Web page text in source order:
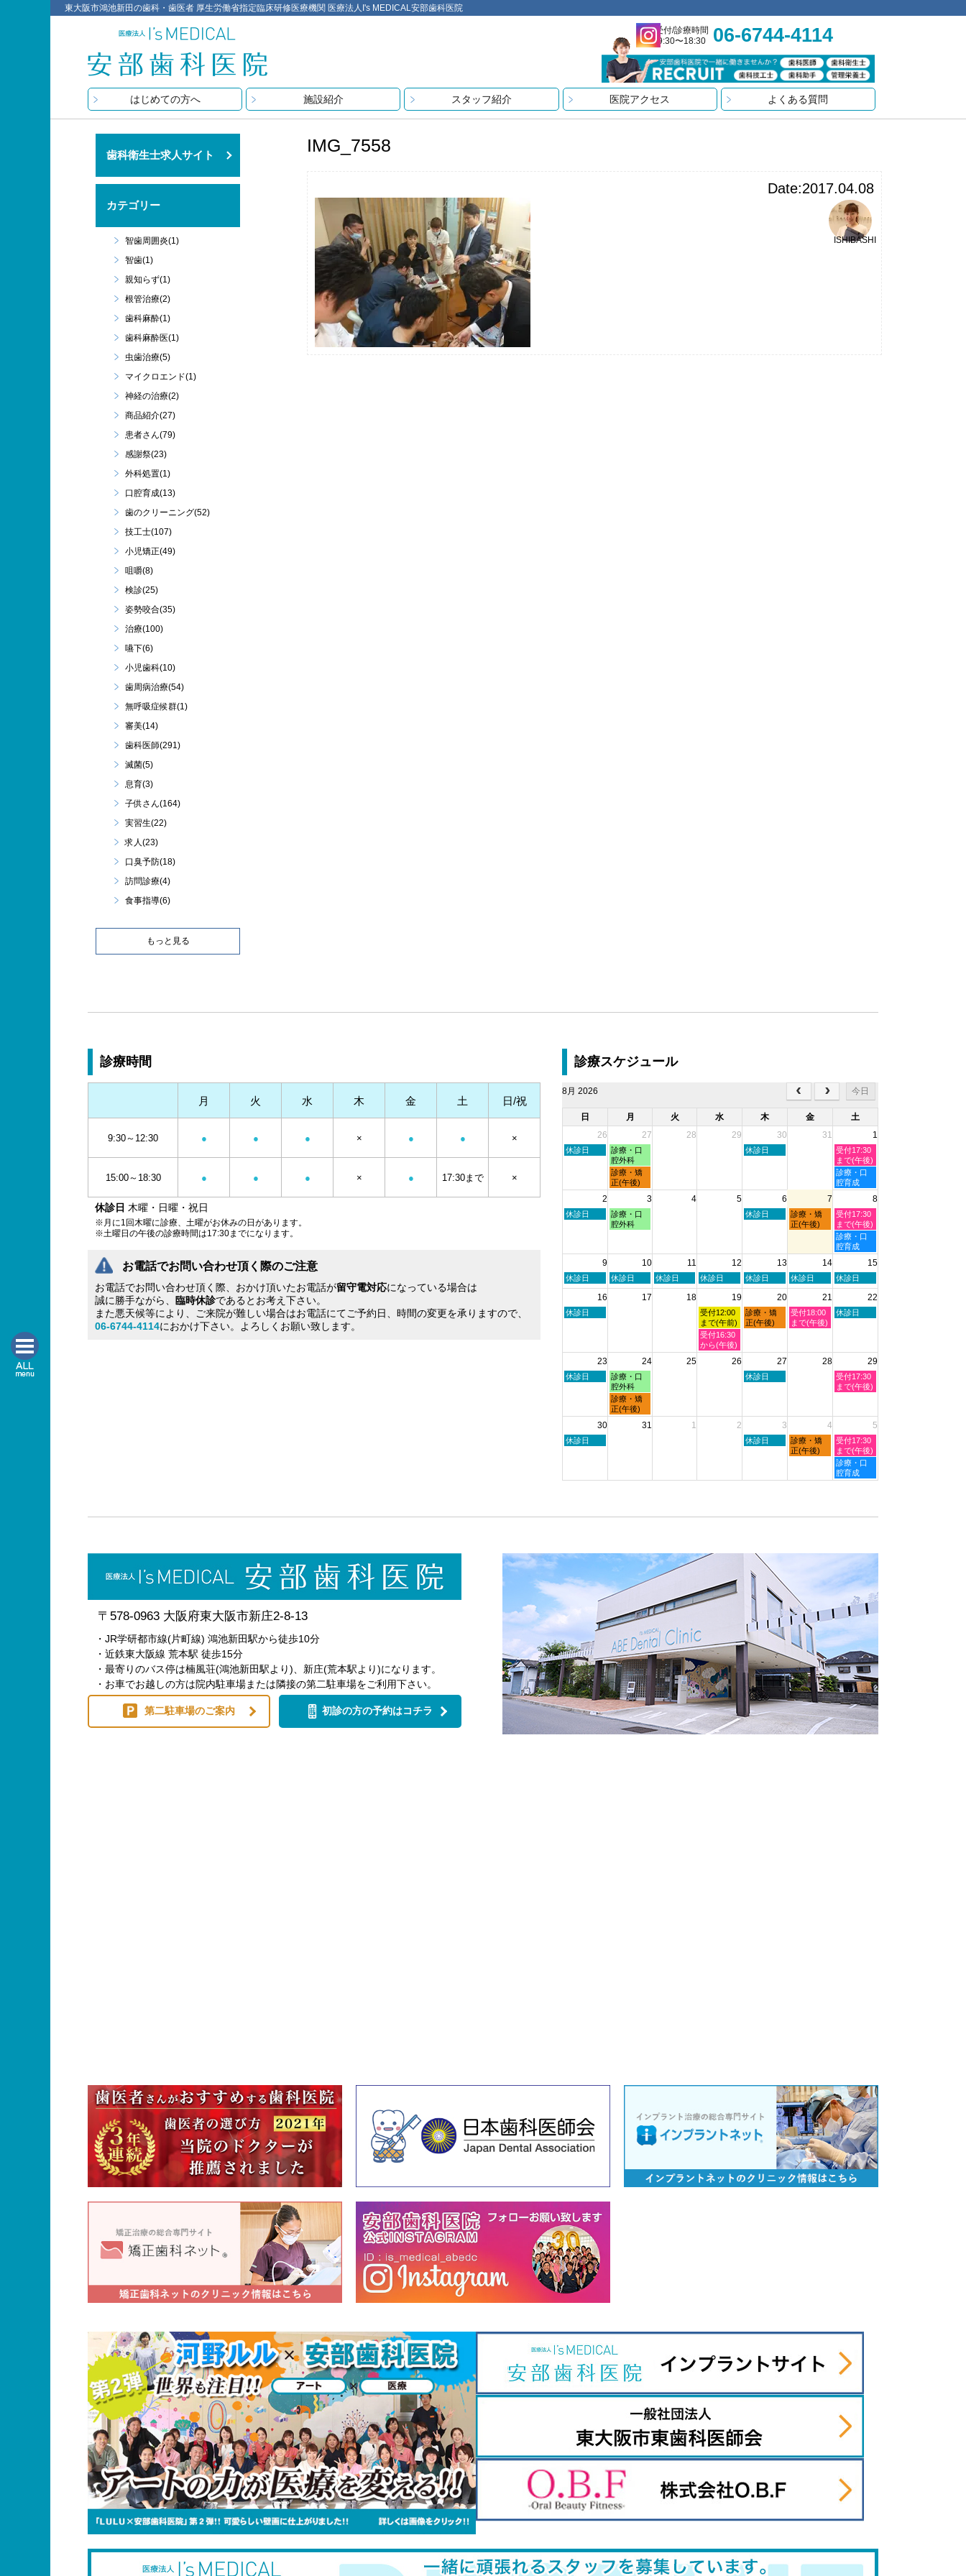
東大阪市鴻池新田の歯科・歯医者 厚生労働省指定臨床研修医療機関 医療法人I's MEDICAL安部歯科医院
受付/診療時間
9:30〜18:30
06-6744-4114
はじめての方へ 施設紹介 スタッフ紹介 医院アクセス よくある質問
IMG_7558
Date:2017.04.08
ISHIBASHI
歯科衛生士求人サイト
カテゴリー
智歯周囲炎(1)
智歯(1)
親知らず(1)
根管治療(2)
歯科麻酔(1)
歯科麻酔医(1)
虫歯治療(5)
マイクロエンド(1)
神経の治療(2)
商品紹介(27)
患者さん(79)
感謝祭(23)
外科処置(1)
口腔育成(13)
歯のクリーニング(52)
技工士(107)
小児矯正(49)
咀嚼(8)
検診(25)
姿勢咬合(35)
治療(100)
嚥下(6)
小児歯科(10)
歯周病治療(54)
無呼吸症候群(1)
審美(14)
歯科医師(291)
滅菌(5)
息育(3)
子供さん(164)
実習生(22)
求人(23)
口臭予防(18)
訪問診療(4)
食事指導(6)
もっと見る
診療時間
休診日 木曜・日曜・祝日
※月に1回木曜に診療、土曜がお休みの日があります。
※土曜日の午後の診療時間は17:30までになります。
月 火 水 木 金 土 日/祝
9:30～12:30 ● ● ● × ● ● ×
15:00～18:30 ● ● ● × ● 17:30まで ×
お電話でお問い合わせ頂く際のご注意
お電話でお問い合わせ頂く際、おかけ頂いたお電話が留守電対応になっている場合は
誠に勝手ながら、 臨時休診であるとお考え下さい。
また悪天候等により、ご来院が難しい場合はお電話にてご予約日、時間の変更を承りますので、
06-6744-4114におかけ下さい。よろしくお願い致します。
診療スケジュール
8月 2026 今日
日 月 火 水 木 金
土
26
27 28 29 30 31 1
日
月
2026
休診日
月
曜
日,
7
月
2026
診療・口
腔外科
木
月
2026
休診日
土
曜
日,
8
月
2026
受付17:30
まで(午後)
月
曜
日,
月
27th
2026
診療・矯
正(午後)
土
曜
日,
月
1st
2026
診療・口
腔育成
2 3 4 5 6 7 8
日
月
2026
休診日
月
曜
月
2026
診療・口
腔外科
木
月
2026
休診日
金
曜
月
2026
診療・矯
正(午後)
土
曜
日,
8
月
2026
受付17:30
まで(午後)
土
曜
日,
月
8th
診療・口
腔育成
9 10 11 12 13 14 15
日
曜
8
月
休診日
月
曜
休診日
火
曜
休診日
水
曜
8
月
12th
2026
休診日
木
曜
8
月
13th
休診日
金
曜
8
月
14th
休診日
土
曜
8
月
休診日
16 17 18 19 20 21 22
日
月
2026
休診日
水
曜
日,
8
月
受付12:00
まで(午前)
木
曜
月
2026
診療・矯
正(午後)
金
曜
月
受付18:00
まで(午後)
土
月
2026
休診日
水
曜
日,
受付16:30
から(午後)
23 24 25 26 27 28 29
日
月
2026
休診日
月
曜
日,
8
月
診療・口
腔外科
木
月
2026
休診日
土
曜
月
2026
受付17:30
まで(午後)
月
曜
日,
診療・矯
正(午後)
30 31 1 2 3 4 5
日
月
休診日
木
月
休診日
金
曜
月
診療・矯
正(午後)
土
曜
日,
9
月
受付17:30
まで(午後)
土
曜
日,
診療・口
腔育成
〒578-0963 大阪府東大阪市新庄2-8-13
・JR学研都市線(片町線) 鴻池新田駅から徒歩10分
・近鉄東大阪線 荒本駅 徒歩15分
・最寄りのバス停は楠風荘(鴻池新田駅より)、新庄(荒本駅より)になります。
・お車でお越しの方は院内駐車場または隣接の第二駐車場をご利用下さい。
第二駐車場のご案内 初診の方の予約はコチラ